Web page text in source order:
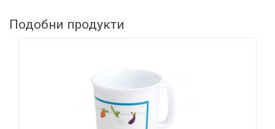
Подобни продукти